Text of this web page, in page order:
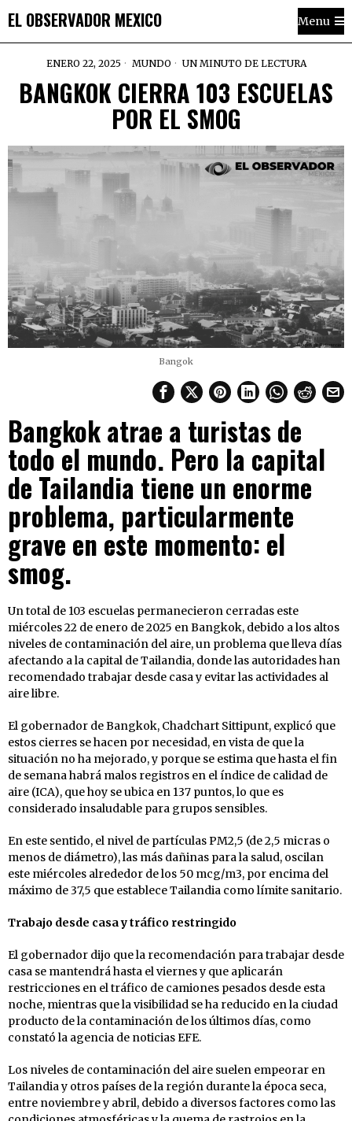
EL OBSERVADOR MEXICO Menu
ENERO 22, 2025 MUNDO UN MINUTO DE LECTURA
BANGKOK CIERRA 103 ESCUELAS
POR EL SMOG
Bangok
Bangkok atrae a turistas de
todo el mundo. Pero la capital
de Tailandia tiene un enorme
problema, particularmente
grave en este momento: el
smog.
Un total de 103 escuelas permanecieron cerradas este
miércoles 22 de enero de 2025 en Bangkok, debido a los altos
niveles de contaminación del aire, un problema que lleva días
afectando a la capital de Tailandia, donde las autoridades han
recomendado trabajar desde casa y evitar las actividades al
aire libre.
El gobernador de Bangkok, Chadchart Sittipunt, explicó que
estos cierres se hacen por necesidad, en vista de que la
situación no ha mejorado, y porque se estima que hasta el fin
de semana habrá malos registros en el índice de calidad de
aire (ICA), que hoy se ubica en 137 puntos, lo que es
considerado insaludable para grupos sensibles.
En este sentido, el nivel de partículas PM2,5 (de 2,5 micras o
menos de diámetro), las más dañinas para la salud, oscilan
este miércoles alrededor de los 50 mcg/m3, por encima del
máximo de 37,5 que establece Tailandia como límite sanitario.
Trabajo desde casa y tráfico restringido
El gobernador dijo que la recomendación para trabajar desde
casa se mantendrá hasta el viernes y que aplicarán
restricciones en el tráfico de camiones pesados desde esta
noche, mientras que la visibilidad se ha reducido en la ciudad
producto de la contaminación de los últimos días, como
constató la agencia de noticias EFE.
Los niveles de contaminación del aire suelen empeorar en
Tailandia y otros países de la región durante la época seca,
entre noviembre y abril, debido a diversos factores como las